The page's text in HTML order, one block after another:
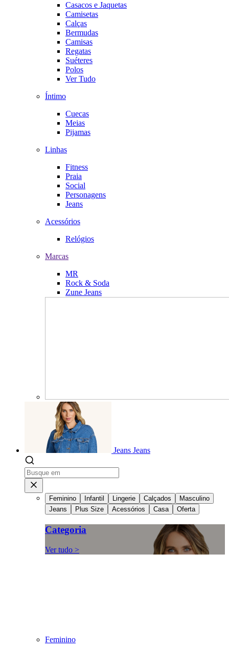
Casacos e Jaquetas
Camisetas
Calças
Bermudas
Camisas
Regatas
Suéteres
Polos
Ver Tudo
Íntimo
Cuecas
Meias
Pijamas
Linhas
Fitness
Praia
Social
Personagens
Jeans
Acessórios
Relógios
Marcas
MR
Rock & Soda
Zune Jeans
Jeans Jeans
Feminino Infantil Lingerie Calçados
Masculino
Jeans
Plus Size Acessórios Casa Oferta
Categoria
Ver tudo >
Feminino